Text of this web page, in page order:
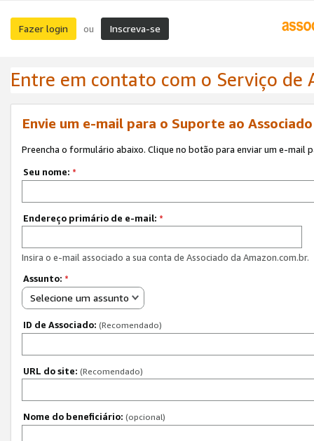
Fazer login ou Inscreva-se
Entre em contato com o Serviço de
Envie um e-mail para o Suporte ao
Preencha o formulário abaixo. Clique no botão para enviar um e-mail
Seu nome: *
Endereço primário de e-mail: *
Insira o e-mail associado a sua conta de Associado da Amazon.com.br.
Assunto: *
Selecione um assunto
ID de Associado: (Recomendado)
URL do site: (Recomendado)
Nome do beneficiário: (opcional)